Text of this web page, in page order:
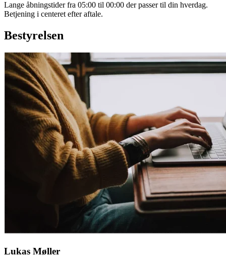
Lange åbningstider fra 05:00 til 00:00 der passer til din hverdag.
Betjening i centeret efter aftale.
Bestyrelsen
Lukas Møller